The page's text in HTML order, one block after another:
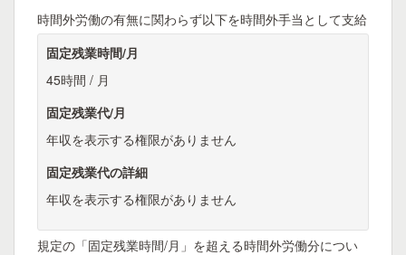
時間外労働の有無に関わらず以下を時間外手当として支給
固定残業時間/月
45時間 / 月
固定残業代/月
年収を表示する権限がありません
固定残業代の詳細
年収を表示する権限がありません
規定の「固定残業時間/月」を超える時間外労働分につい